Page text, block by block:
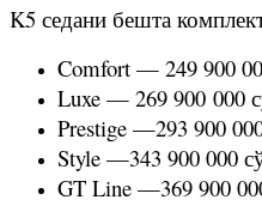
K5 седани бешта
Comfort — 249 900
Luxe — 269 900 000
Prestige —293 900
Style —343 900 000
GT Line —369 900